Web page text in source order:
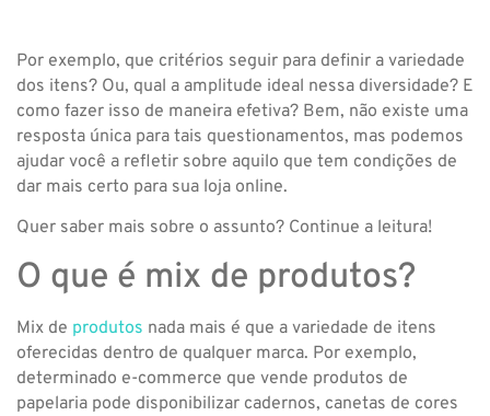
Por exemplo, que critérios seguir para definir a variedade
dos itens? Ou, qual a amplitude ideal nessa diversidade? E
como fazer isso de maneira efetiva? Bem, não existe uma
resposta única para tais questionamentos, mas podemos
ajudar você a refletir sobre aquilo que tem condições de
dar mais certo para sua loja online.
Quer saber mais sobre o assunto? Continue a leitura!
O que é mix de produtos?
Mix de produtos nada mais é que a variedade de itens
oferecidas dentro de qualquer marca. Por exemplo,
determinado e-commerce que vende produtos de
papelaria pode disponibilizar cadernos, canetas de cores